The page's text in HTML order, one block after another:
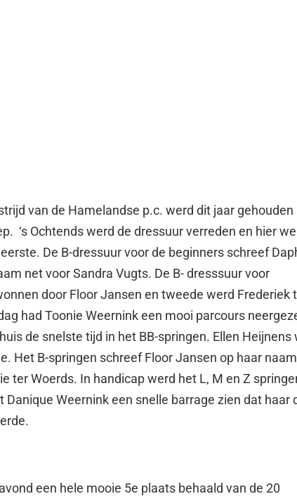
van de Hamelandse p.c. werd dit jaar gehouden
‘s Ochtends werd de dressuur verreden en hier
De B-dressuur voor de beginners schreef
net voor Sandra Vugts. De B- dresssuur voor
door Floor Jansen en tweede werd Frederiek
had Toonie Weernink een mooi parcours
de snelste tijd in het BB-springen. Ellen Heijnens
Het B-springen schreef Floor Jansen op haar naam
ter Woerds. In handicap werd het L, M en Z
Danique Weernink een snelle barrage zien dat haar
een hele mooie 5e plaats behaald van de 20